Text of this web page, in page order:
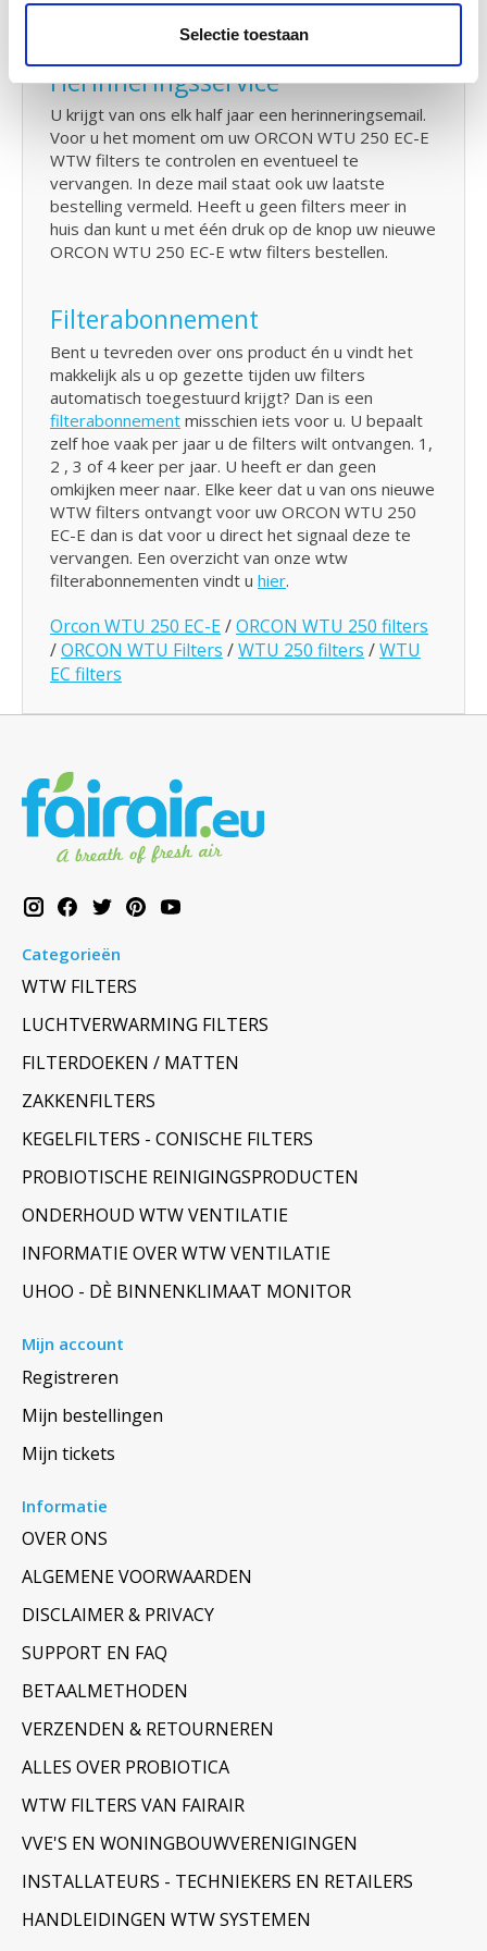
Selectie toestaan
Herinneringsservice
U krijgt van ons elk half jaar een herinneringsemail.
Voor u het moment om uw ORCON WTU 250 EC-E
WTW filters te controlen en eventueel te
vervangen. In deze mail staat ook uw laatste
bestelling vermeld. Heeft u geen filters meer in
huis dan kunt u met één druk op de knop uw nieuwe
ORCON WTU 250 EC-E wtw filters bestellen.
Filterabonnement
Bent u tevreden over ons product én u vindt het
makkelijk als u op gezette tijden uw filters
automatisch toegestuurd krijgt? Dan is een
filterabonnement misschien iets voor u. U bepaalt
zelf hoe vaak per jaar u de filters wilt ontvangen. 1,
2 , 3 of 4 keer per jaar. U heeft er dan geen
omkijken meer naar. Elke keer dat u van ons nieuwe
WTW filters ontvangt voor uw ORCON WTU 250
EC-E dan is dat voor u direct het signaal deze te
vervangen. Een overzicht van onze wtw
filterabonnementen vindt u hier.
Orcon WTU 250 EC-E/ORCON WTU 250 filters
/ORCON WTU Filters /WTU 250 filters /WTU
EC filters
Categorieën
WTW FILTERS
LUCHTVERWARMING FILTERS
FILTERDOEKEN / MATTEN
ZAKKENFILTERS
KEGELFILTERS - CONISCHE FILTERS
PROBIOTISCHE REINIGINGSPRODUCTEN
ONDERHOUD WTW VENTILATIE
INFORMATIE OVER WTW VENTILATIE
UHOO - DÈ BINNENKLIMAAT MONITOR
Mijn account
Registreren
Mijn bestellingen
Mijn tickets
Informatie
OVER ONS
ALGEMENE VOORWAARDEN
DISCLAIMER & PRIVACY
SUPPORT EN FAQ
BETAALMETHODEN
VERZENDEN & RETOURNEREN
ALLES OVER PROBIOTICA
WTW FILTERS VAN FAIRAIR
VVE'S EN WONINGBOUWVERENIGINGEN
INSTALLATEURS - TECHNIEKERS EN RETAILERS
HANDLEIDINGEN WTW SYSTEMEN